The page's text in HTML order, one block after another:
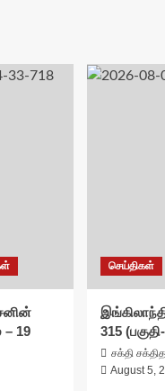
19
செய்திகள்
315
சக்தி
August 5,